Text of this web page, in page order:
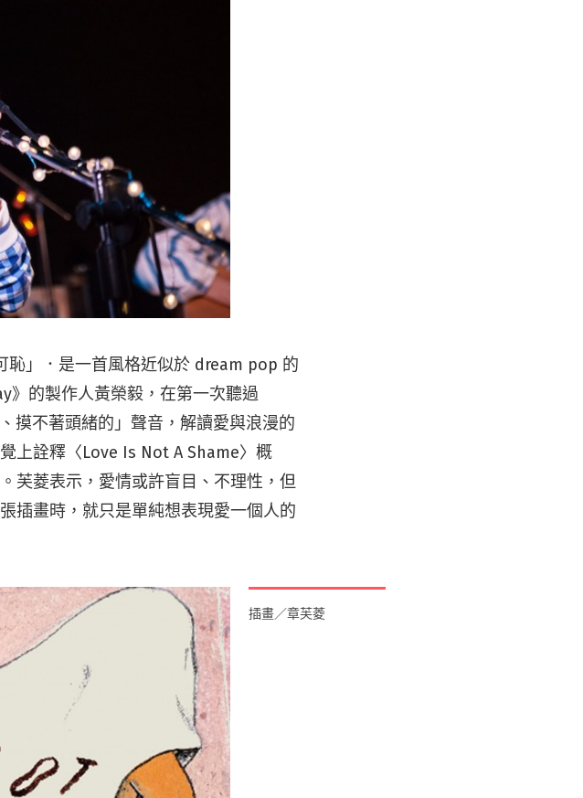
恥」．是一首風格近似於 dream pop 的
》的製作人黃榮毅，在第一次聽過
摸不著頭緒的」聲音，解讀愛與浪漫的
上詮釋〈Love Is Not A Shame〉概
芙菱表示，愛情或許盲目、不理性，但
插畫時，就只是單純想表現愛一個人的
插畫／章芙菱